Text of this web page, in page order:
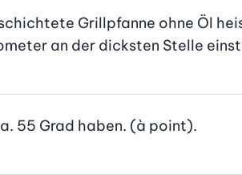
Grillpfanne ohne Öl
an der dicksten Stelle
55 Grad haben. (à point).